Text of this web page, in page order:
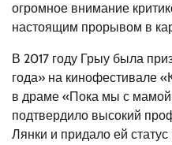
огромное внимание
настоящим прорывом в
В 2017 году Грыу была
года» на кинофестивале
в драме «Пока мы с
подтвердило высокий
Лянки и придало ей